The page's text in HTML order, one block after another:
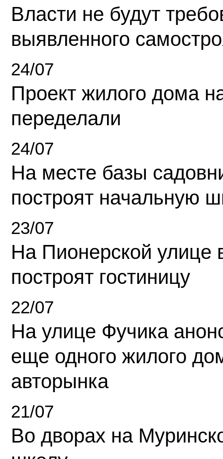
Власти не будут
выявленного
24/07
Проект жилого дома
переделали
24/07
На месте базы
построят начальную
23/07
На Пионерской улице
построят гостиницу
22/07
На улице Фучика
еще одного жилого
авторынка
21/07
Во дворах на